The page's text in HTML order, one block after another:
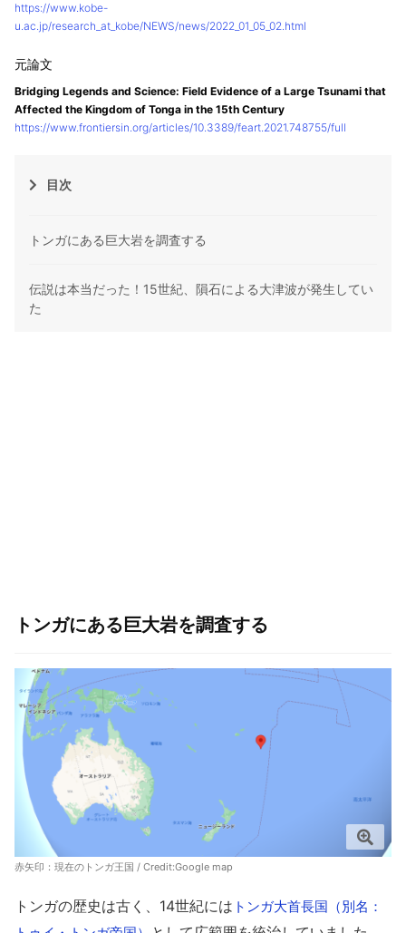
https://www.kobe-
u.ac.jp/research_at_kobe/NEWS/news/2022_01_05_02.html
Bridging Legends and Science: Field Evidence of a Large Tsunami that
Affected the Kingdom of Tonga in the 15th Century
https://www.frontiersin.org/articles/10.3389/feart.2021.748755/full
目次
トンガにある巨大岩を調査する
伝説は本当だった！15世紀、隕石による大津波が発生してい
た
トンガにある巨大岩を調査する
赤矢印：現在のトンガ王国 / Credit:Google map
トンガの歴史は古く、14世紀には トンガ大首長国（別名：